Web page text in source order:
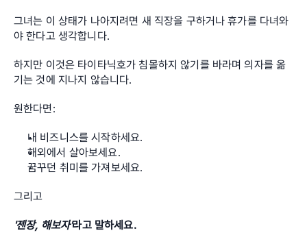
그녀는 이 상태가 나아지려면 새 직장을 구하거나 휴가를 다녀와
야 한다고 생각합니다.
하지만 이것은 타이타닉호가 침몰하지 않기를 바라며 의자를 옮
기는 것에 지나지 않습니다.
원한다면:
내 비즈니스를 시작하세요.
해외에서 살아보세요.
꿈꾸던 취미를 가져보세요.
그리고
'젠장, 해보자'라고 말하세요.